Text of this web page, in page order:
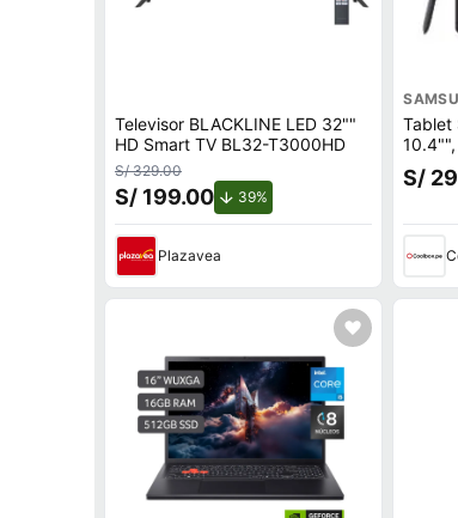
Televisor BLACKLINE LED 32""
HD Smart TV BL32-T3000HD
S/ 329.00
S/ 199.00 39%de descuento.
Plazavea
Tablet
10.4"",
Octa-
S/